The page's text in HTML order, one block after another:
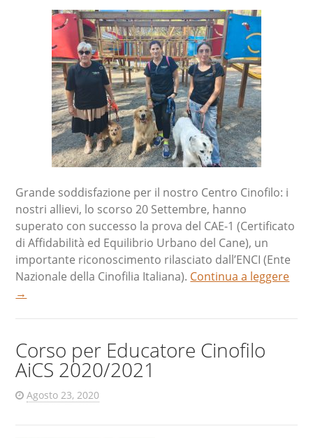
Grande soddisfazione per il nostro Centro Cinofilo: i
nostri allievi, lo scorso 20 Settembre, hanno
superato con successo la prova del CAE-1 (Certificato
di Affidabilità ed Equilibrio Urbano del Cane), un
importante riconoscimento rilasciato dall’ENCI (Ente
Nazionale della Cinofilia Italiana). Continua a leggere
→
Corso per Educatore Cinofilo
AiCS 2020/2021
Agosto 23, 2020